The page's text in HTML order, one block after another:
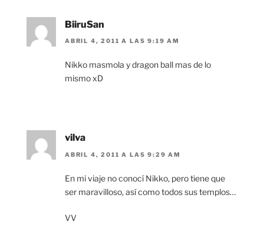
BiiruSan
ABRIL 4, 2011 A LAS 9:19 AM
Nikko masmola y dragon ball mas de lo
mismo xD
vilva
ABRIL 4, 2011 A LAS 9:29 AM
En mi viaje no conocí Nikko, pero tiene que
ser maravilloso, así como todos sus templos…
VV